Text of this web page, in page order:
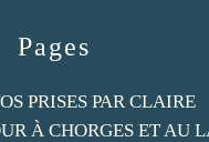
Pages
PRISES PAR CLAIRE
À CHORGES ET AU